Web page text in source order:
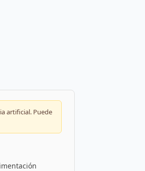
artificial. Puede